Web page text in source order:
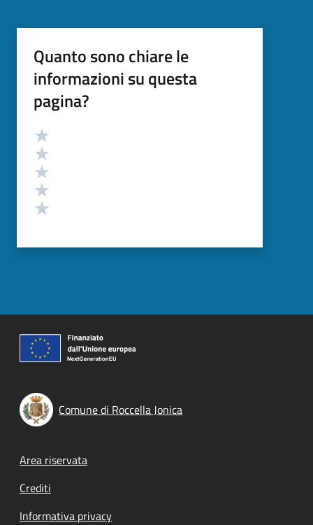
Quanto sono chiare le
informazioni su questa
pagina?
Valutazione
Comune di Roccella Jonica
Footer menu
Area riservata
Crediti
Informativa privacy